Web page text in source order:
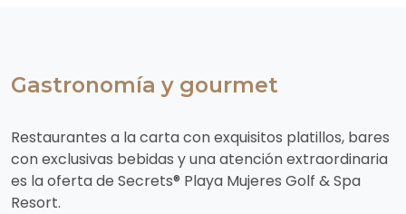
Gastronomía y gourmet
Restaurantes a la carta con exquisitos platillos, bares
con exclusivas bebidas y una atención extraordinaria
es la oferta de Secrets® Playa Mujeres Golf & Spa
Resort.